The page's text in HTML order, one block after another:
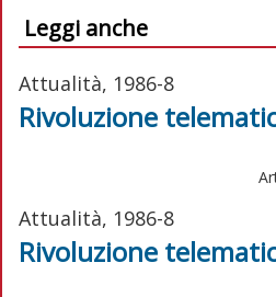
Leggi anche
Attualità, 1986-8
Rivoluzione
Attualità, 1986-8
Rivoluzione